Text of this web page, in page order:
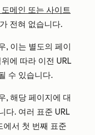
메인 또는 사이트
전혀 없습니다.
, 이는 별도의 페이
에 따라 이전 URL
수 있습니다.
, 해당 페이지에 대
다. 여러 표준 URL
에서 첫 번째 표준